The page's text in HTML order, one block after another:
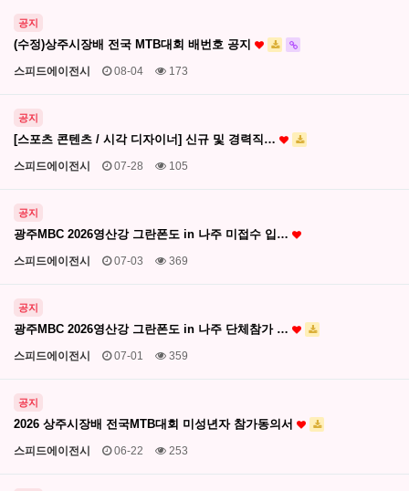
공지
(수정)상주시장배 전국 MTB대회 배번호 공지
스피드에이전시 08-04 173
공지
[스포츠 콘텐츠 / 시각 디자이너] 신규 및 경력직…
스피드에이전시 07-28 105
공지
광주MBC 2026영산강 그란폰도 in 나주 미접수 입…
스피드에이전시 07-03 369
공지
광주MBC 2026영산강 그란폰도 in 나주 단체참가 …
스피드에이전시 07-01 359
공지
2026 상주시장배 전국MTB대회 미성년자 참가동의서
스피드에이전시 06-22 253